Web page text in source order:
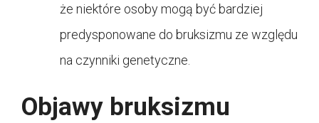
że niektóre osoby mogą być bardziej
predysponowane do bruksizmu ze względu
na czynniki genetyczne.
Objawy bruksizmu